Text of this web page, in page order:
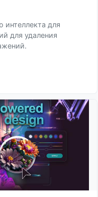
интеллекта для
для удаления